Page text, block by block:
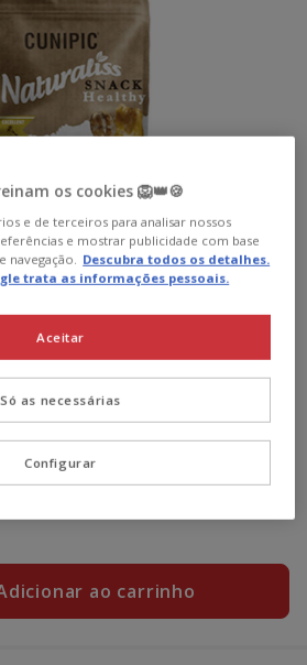
por kg
ao carrinho
os cookies 🦁👑🍪
e de terceiros para analisar nossos
e mostrar publicidade com base
navegação. Descubra todos os detalhes.
trata as informações pessoais.
Só as necessárias
Aceitar
Configurar